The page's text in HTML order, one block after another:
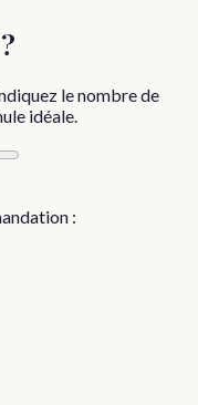
?
le nombre de
idéale.
: